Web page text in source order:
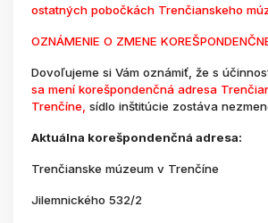
ostatných pobočkách Trenčianskeho
OZNÁMENIE O ZMENE
Dovoľujeme si Vám oznámiť, že s
sa mení korešpondenčná adresa
Trenčíne, sídlo inštitúcie zostáva
Aktuálna korešpondenčná adresa:
Trenčianske múzeum v Trenčíne
Jilemnického 532/2